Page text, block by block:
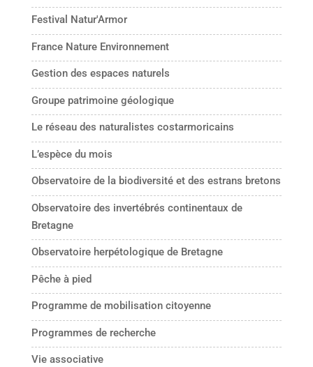
Festival Natur'Armor
France Nature Environnement
Gestion des espaces naturels
Groupe patrimoine géologique
Le réseau des naturalistes costarmoricains
L’espèce du mois
Observatoire de la biodiversité et des estrans bretons
Observatoire des invertébrés continentaux de
Bretagne
Observatoire herpétologique de Bretagne
Pêche à pied
Programme de mobilisation citoyenne
Programmes de recherche
Vie associative